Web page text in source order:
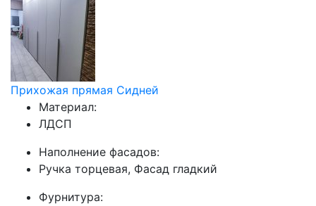
Прихожая прямая Сидней
Материал:
ЛДСП
Наполнение фасадов:
Ручка торцевая, Фасад гладкий
Фурнитура: